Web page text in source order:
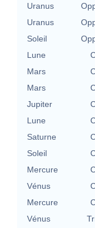
Uranus
Uranus
Soleil
Lune
Mars
Mars
Jupiter
Lune
Saturne
Soleil
Mercure
Vénus
Mercure
Vénus